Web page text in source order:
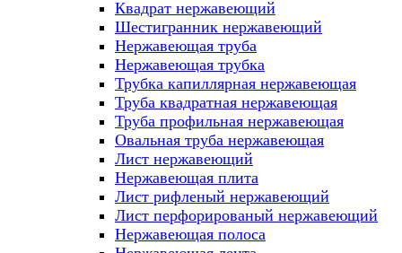
Квадрат нержавеющий
Шестигранник нержавеющий
Нержавеющая труба
Нержавеющая трубка
Трубка капиллярная нержавеющая
Труба квадратная нержавеющая
Труба профильная нержавеющая
Овальная труба нержавеющая
Лист нержавеющий
Нержавеющая плита
Лист рифленый нержавеющий
Лист перфорированый нержавеющий
Нержавеющая полоса